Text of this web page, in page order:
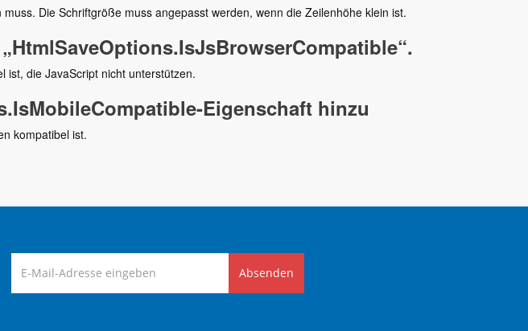
Die Schriftgröße muss angepasst werden, wenn die Zeilenhöhe klein ist.
ist, die JavaScript nicht unterstützen.
Eigenschaft hinzu
kompatibel ist.
Absenden